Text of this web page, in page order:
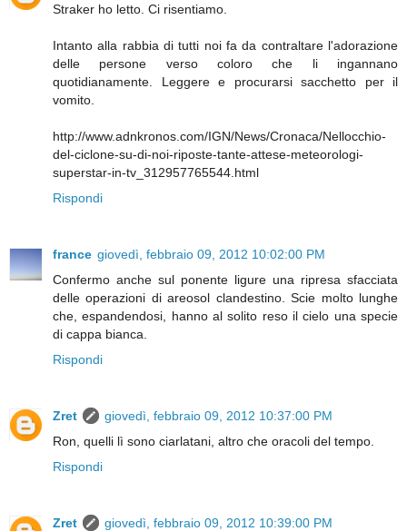
Straker ho letto. Ci risentiamo.
Intanto alla rabbia di tutti noi fa da contraltare l'adorazione
delle persone verso coloro che li ingannano
quotidianamente. Leggere e procurarsi sacchetto per il
vomito.
http://www.adnkronos.com/IGN/News/Cronaca/Nellocchio-
del-ciclone-su-di-noi-riposte-tante-attese-meteorologi-
superstar-in-tv_312957765544.html
Rispondi
france giovedì, febbraio 09, 2012 10:02:00 PM
Confermo anche sul ponente ligure una ripresa sfacciata
delle operazioni di areosol clandestino. Scie molto lunghe
che, espandendosi, hanno al solito reso il cielo una specie
di cappa bianca.
Rispondi
Zret
giovedì, febbraio 09, 2012 10:37:00 PM
Ron, quelli lì sono ciarlatani, altro che oracoli del tempo.
Rispondi
Zret
giovedì, febbraio 09, 2012 10:39:00 PM